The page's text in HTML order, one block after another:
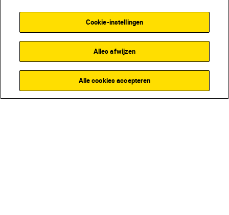
Cookie-instellingen
Alles afwijzen
Alle cookies accepteren